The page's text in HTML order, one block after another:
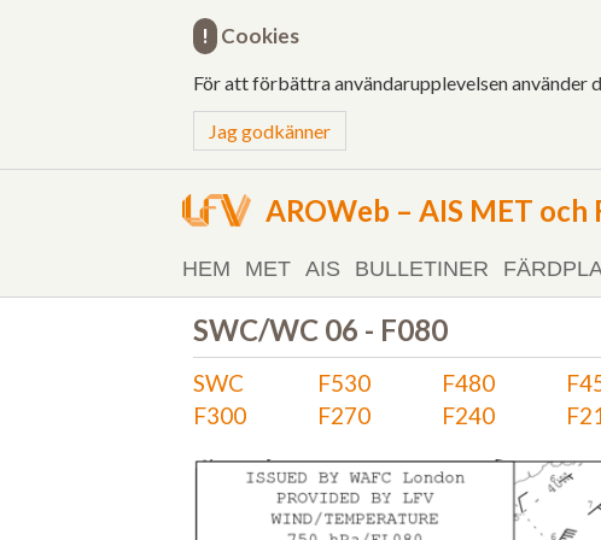
! Cookies
För att förbättra användarupplevelsen använder
Jag godkänner
AROWeb – AIS MET
HEM MET AIS BULLETINER
SWC/WC 06 - F080
SWC F530 F480
F300
F270 F240